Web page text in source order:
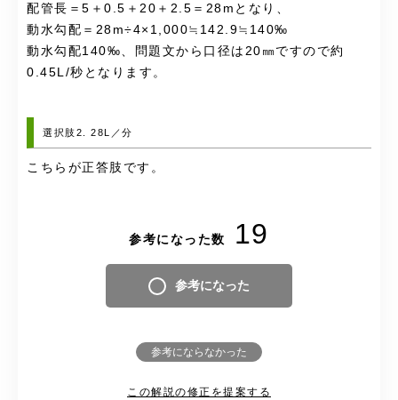
配管長＝5＋0.5＋20＋2.5＝28mとなり、
動水勾配＝28m÷4×1,000≒142.9≒140‰
動水勾配140‰、問題文から口径は20㎜ですので約
0.45L/秒となります。
選択肢2. 28L／分
こちらが正答肢です。
参考になった数 19
参考になった
参考にならなかった
この解説の修正を提案する